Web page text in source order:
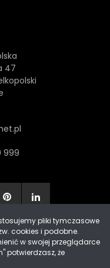
47
999
& decoPLANET
pliki tymczasowe
cookies i podobne.
w swojej przeglądarce
potwierdzasz, że